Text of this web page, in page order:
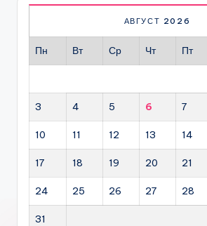
АВГУСТ 2026
Пн Вт Ср Чт Пт
3 4 5 6 7
10 11 12 13 14
17 18 19 20 21
24 25 26 27 28
31